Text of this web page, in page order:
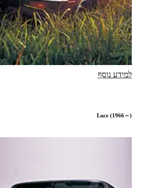
למידע נוסף
Luce (1966～)